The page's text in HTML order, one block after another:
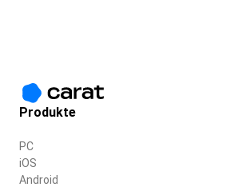
Produkte
PC
iOS
Android